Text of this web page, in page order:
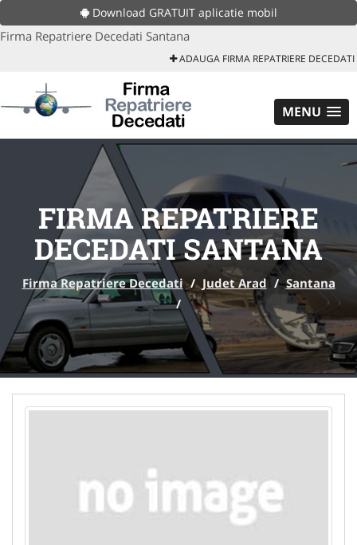
Download GRATUIT aplicatie mobil
Firma Repatriere Decedati Santana
ADAUGA FIRMA REPATRIERE DECEDATI
MENU
FIRMA REPATRIERE
DECEDATI SANTANA
Firma Repatriere Decedati / Judet Arad / Santana
/